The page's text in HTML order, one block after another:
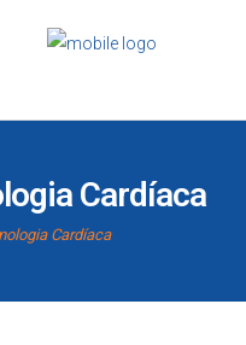
Cardíaca
Cardíaca